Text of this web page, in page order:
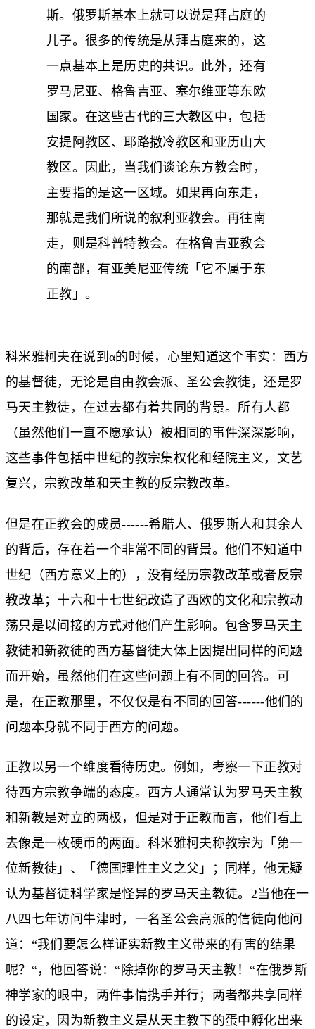
斯。俄罗斯基本上就可以说是拜占庭的
儿子。很多的传统是从拜占庭来的，这
一点基本上是历史的共识。此外，还有
罗马尼亚、格鲁吉亚、塞尔维亚等东欧
国家。在这些古代的三大教区中，包括
安提阿教区、耶路撒冷教区和亚历山大
教区。因此，当我们谈论东方教会时，
主要指的是这一区域。如果再向东走，
那就是我们所说的叙利亚教会。再往南
走，则是科普特教会。在格鲁吉亚教会
的南部，有亚美尼亚传统「它不属于东
正教」。
科米雅柯夫在说到α的时候，心里知道这个事实：西方
的基督徒，无论是自由教会派、圣公会教徒，还是罗
马天主教徒，在过去都有着共同的背景。所有人都
（虽然他们一直不愿承认）被相同的事件深深影响，
这些事件包括中世纪的教宗集权化和经院主义，文艺
复兴，宗教改革和天主教的反宗教改革。
但是在正教会的成员------希腊人、俄罗斯人和其余人
的背后，存在着一个非常不同的背景。他们不知道中
世纪（西方意义上的），没有经历宗教改革或者反宗
教改革；十六和十七世纪改造了西欧的文化和宗教动
荡只是以间接的方式对他们产生影响。包含罗马天主
教徒和新教徒的西方基督徒大体上因提出同样的问题
而开始，虽然他们在这些问题上有不同的回答。可
是，在正教那里，不仅仅是有不同的回答------他们的
问题本身就不同于西方的问题。
正教以另一个维度看待历史。例如，考察一下正教对
待西方宗教争端的态度。西方人通常认为罗马天主教
和新教是对立的两极，但是对于正教而言，他们看上
去像是一枚硬币的两面。科米雅柯夫称教宗为「第一
位新教徒」、「德国理性主义之父」；同样，他无疑
认为基督徒科学家是怪异的罗马天主教徒。2当他在一
八四七年访问牛津时，一名圣公会高派的信徒向他问
道：“我们要怎么样证实新教主义带来的有害的结果
呢？“，他回答说：“除掉你的罗马天主教！“在俄罗斯
神学家的眼中，两件事情携手并行；两者都共享同样
的设定，因为新教主义是从天主教下的蛋中孵化出来